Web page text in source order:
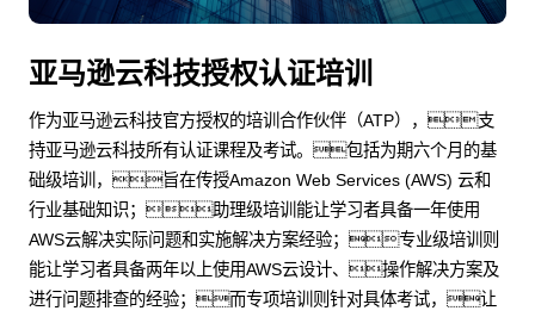
亚马逊云科技授权认证培训
作为亚马逊云科技官方授权的培训合作伙伴（ATP），支
持亚马逊云科技所有认证课程及考试。包括为期六个月的基
础级培训，旨在传授Amazon Web Services (AWS) 云和
行业基础知识；助理级培训能让学习者具备一年使用
AWS云解决实际问题和实施解决方案经验；专业级培训则
能让学习者具备两年以上使用AWS云设计、操作解决方案及
进行问题排查的经验；而专项培训则针对具体考试，让